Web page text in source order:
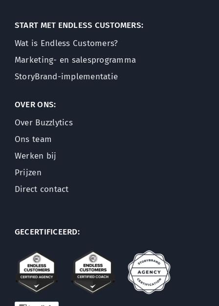
START MET ENDLESS CUSTOMERS:
Wat is Endless Customers?
Marketing- en salesprogramma
StoryBrand-implementatie
OVER ONS:
Over Buzzlytics
Ons team
Werken bij
Prijzen
Direct contact
GECERTIFICEERD: